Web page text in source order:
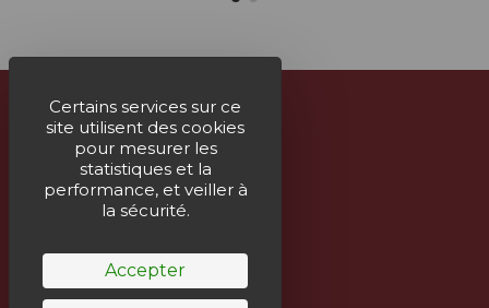
Certains services sur ce
site utilisent des cookies
pour mesurer les
statistiques et la
performance, et veiller à
la sécurité.
Accepter
À propos
Nous contacter
Bulletin